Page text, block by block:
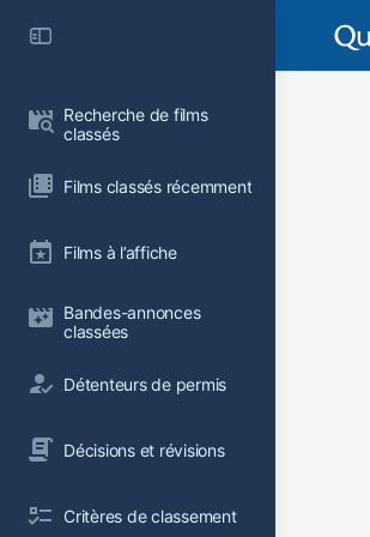
Recherche de films
classés
Films classés récemment
Films à l’affiche
Bandes-annonces
classées
Détenteurs de permis
Décisions et révisions
Critères de classement